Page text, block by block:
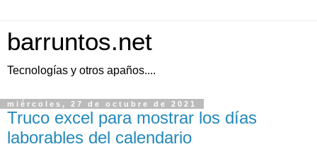
barruntos.net
Tecnologías y otros apaños....
miércoles, 27 de octubre de 2021
Truco excel para mostrar los días
laborables del calendario